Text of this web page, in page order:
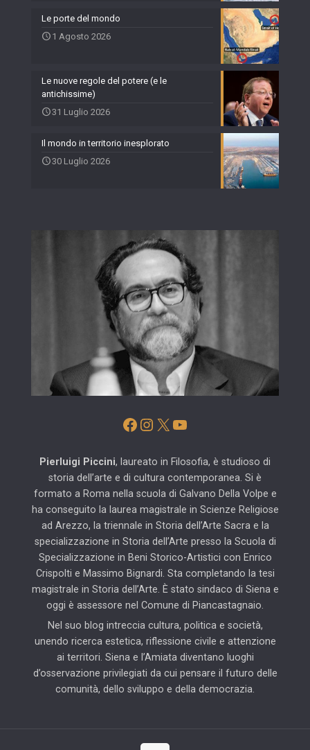
Le porte del mondo
1 Agosto 2026
Le nuove regole del potere (e le
antichissime)
31 Luglio 2026
Il mondo in territorio inesplorato
30 Luglio 2026
Facebook
Instagram
X YouTube
Pierluigi Piccini, laureato in Filosofia, è studioso di
storia dell’arte e di cultura contemporanea. Si è
formato a Roma nella scuola di Galvano Della Volpe e
ha conseguito la laurea magistrale in Scienze Religiose
ad Arezzo, la triennale in Storia dell’Arte Sacra e la
specializzazione in Storia dell’Arte presso la Scuola di
Specializzazione in Beni Storico-Artistici con Enrico
Crispolti e Massimo Bignardi. Sta completando la tesi
magistrale in Storia dell’Arte. È stato sindaco di Siena e
oggi è assessore nel Comune di Piancastagnaio.
Nel suo blog intreccia cultura, politica e società,
unendo ricerca estetica, riflessione civile e attenzione
ai territori. Siena e l’Amiata diventano luoghi
d’osservazione privilegiati da cui pensare il futuro delle
comunità, dello sviluppo e della democrazia.